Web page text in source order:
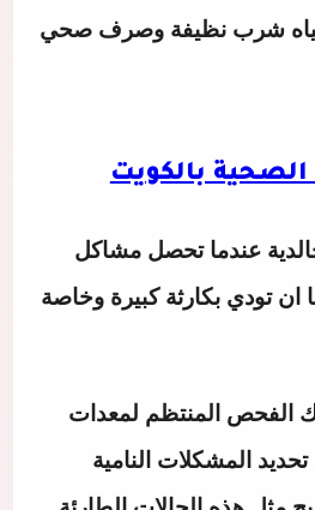
شرب نظيفة وصرف صحي
بالكويت
عندما تحصل مشاكل
ان تودي بكارثة كبيرة وخاصة
الفحص المنتظم لمعدات
المشكلات النامية